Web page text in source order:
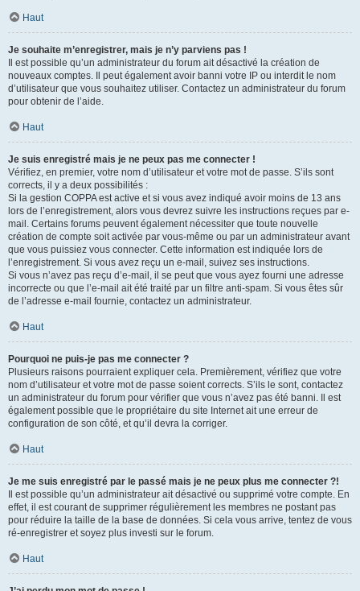
Haut
Je souhaite m’enregistrer, mais je n’y parviens pas !
Il est possible qu’un administrateur du forum ait désactivé la création de
nouveaux comptes. Il peut également avoir banni votre IP ou interdit le nom
d’utilisateur que vous souhaitez utiliser. Contactez un administrateur du forum
pour obtenir de l’aide.
Haut
Je suis enregistré mais je ne peux pas me connecter !
Vérifiez, en premier, votre nom d’utilisateur et votre mot de passe. S’ils sont
corrects, il y a deux possibilités :
Si la gestion COPPA est active et si vous avez indiqué avoir moins de 13 ans
lors de l’enregistrement, alors vous devrez suivre les instructions reçues par e-
mail. Certains forums peuvent également nécessiter que toute nouvelle
création de compte soit activée par vous-même ou par un administrateur avant
que vous puissiez vous connecter. Cette information est indiquée lors de
l’enregistrement. Si vous avez reçu un e-mail, suivez ses instructions.
Si vous n’avez pas reçu d’e-mail, il se peut que vous ayez fourni une adresse
incorrecte ou que l’e-mail ait été traité par un filtre anti-spam. Si vous êtes sûr
de l’adresse e-mail fournie, contactez un administrateur.
Haut
Pourquoi ne puis-je pas me connecter ?
Plusieurs raisons pourraient expliquer cela. Premièrement, vérifiez que votre
nom d’utilisateur et votre mot de passe soient corrects. S’ils le sont, contactez
un administrateur du forum pour vérifier que vous n’avez pas été banni. Il est
également possible que le propriétaire du site Internet ait une erreur de
configuration de son côté, et qu’il devra la corriger.
Haut
Je me suis enregistré par le passé mais je ne peux plus me connecter ?!
Il est possible qu’un administrateur ait désactivé ou supprimé votre compte. En
effet, il est courant de supprimer régulièrement les membres ne postant pas
pour réduire la taille de la base de données. Si cela vous arrive, tentez de vous
ré-enregistrer et soyez plus investi sur le forum.
Haut